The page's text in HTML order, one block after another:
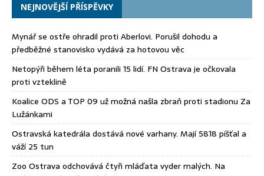
NEJNOVĚJŠÍ PŘÍSPĚVKY
Mynář se ostře ohradil proti Aberlovi. Porušil dohodu a
předběžné stanovisko vydává za hotovou věc
Netopýři během léta poranili 15 lidí. FN Ostrava je očkovala
proti vzteklině
Koalice ODS a TOP 09 už možná našla zbraň proti stadionu Za
Lužánkami
Ostravská katedrála dostává nové varhany. Mají 5818 píšťal a
váží 25 tun
Zoo Ostrava odchovává čtyři mláďata vyder malých. Na